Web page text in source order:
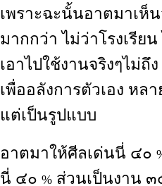
เพราะฉะนั้นอาตมาเห็
มากกว่า ไม่ว่าโรงเรีย
เอาไปใช้งานจริงๆไม่
เพื่ออลังการตัวเอง หล
แต่เป็นรูปแบบ
อาตมาให้ศีลเด่นนี่ ๔๐
นี่ ๔๐ % ส่วนเป็นงาน